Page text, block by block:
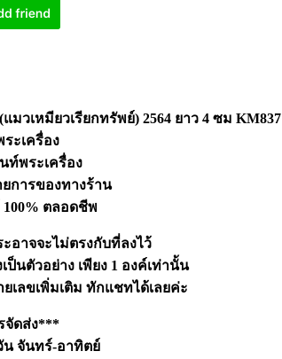
วเหมียวเรียกทรัพย์) 2564 ยาว 4 ซม KM837
ะเครื่อง
ท์พระเครื่อง
การของทางร้าน
ตลอดชีพ
อาจจะไม่ตรงกับที่ลงไว้
ป็นตัวอย่าง เพียง 1 องค์เท่านั้น
เลขเพิ่มเติม ทักแชทได้เลยค่ะ
จัดส่ง***
น จันทร์-อาทิตย์